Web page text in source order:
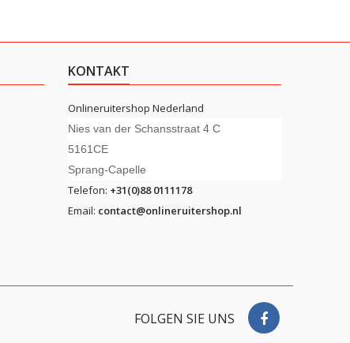
KONTAKT
Onlineruitershop Nederland
Nies van der Schansstraat 4 C
5161CE
Sprang-Capelle
Telefon: +31(0)88 0111178
Email: contact@onlineruitershop.nl
FOLGEN SIE UNS